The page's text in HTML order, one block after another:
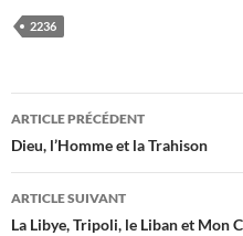
2236
Navigation
des
articles
ARTICLE PRÉCÉDENT
Dieu, l’Homme et la Trahison
ARTICLE SUIVANT
La Libye, Tripoli, le Liban et Mon